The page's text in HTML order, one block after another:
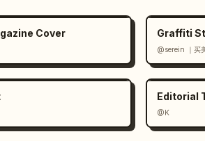
auf Werbeniveau
Kontrast, hoher
Cover Graffiti
@serein ｜买
Editorial
@K